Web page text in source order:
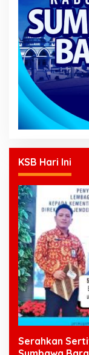
KSB Hari Ini
Serahkan